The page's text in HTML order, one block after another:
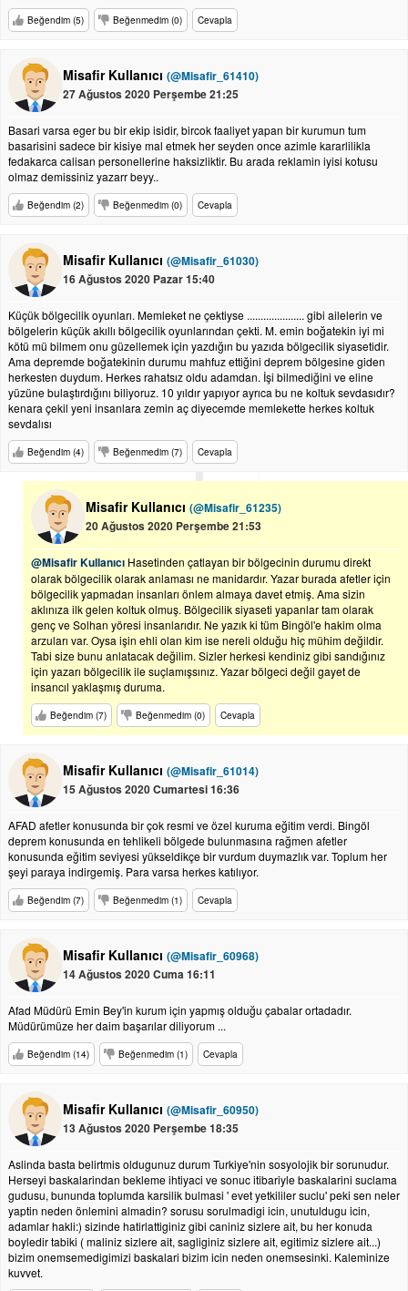
Beğendim (5) Beğenmedim (0) Cevapla
Misafir Kullanıcı (@Misafir_61410)
27 Ağustos 2020 Perşembe 21:25
Basari varsa eger bu bir ekip isidir, bircok faaliyet yapan bir kurumun tum
basarisini sadece bir kisiye mal etmek her seyden once azimle kararlilikla
fedakarca calisan personellerine haksizliktir. Bu arada reklamin iyisi kotusu
olmaz demissiniz yazarr beyy..
Beğendim (2) Beğenmedim (0) Cevapla
Misafir Kullanıcı (@Misafir_61030)
16 Ağustos 2020 Pazar 15:40
Küçük bölgecilik oyunları. Memleket ne çektiyse ..................... gibi ailelerin ve
bölgelerin küçük akıllı bölgecilik oyunlarından çekti. M. emin boğatekin iyi mi
kötü mü bilmem onu güzellemek için yazdığın bu yazıda bölgecilik siyasetidir.
Ama depremde boğatekinin durumu mahfuz ettiğini deprem bölgesine giden
herkesten duydum. Herkes rahatsız oldu adamdan. İşi bilmediğini ve eline
yüzüne bulaştırdığını biliyoruz. 10 yıldır yapıyor ayrıca bu ne koltuk sevdasıdır?
kenara çekil yeni insanlara zemin aç diyecemde memlekette herkes koltuk
sevdalısı
Beğendim (4) Beğenmedim (7) Cevapla
Misafir Kullanıcı (@Misafir_61235)
20 Ağustos 2020 Perşembe 21:53
@Misafir Kullanıcı Hasetinden çatlayan bir bölgecinin durumu direkt
olarak bölgecilik olarak anlaması ne manidardır. Yazar burada afetler için
bölgecilik yapmadan insanları önlem almaya davet etmiş. Ama sizin
aklınıza ilk gelen koltuk olmuş. Bölgecilik siyaseti yapanlar tam olarak
genç ve Solhan yöresi insanlarıdır. Ne yazık ki tüm Bingöl'e hakim olma
arzuları var. Oysa işin ehli olan kim ise nereli olduğu hiç mühim değildir.
Tabi size bunu anlatacak değilim. Sizler herkesi kendiniz gibi sandığınız
için yazarı bölgecilik ile suçlamışsınız. Yazar bölgeci değil gayet de
insancıl yaklaşmış duruma.
Beğendim (7) Beğenmedim (0) Cevapla
Misafir Kullanıcı (@Misafir_61014)
15 Ağustos 2020 Cumartesi 16:36
AFAD afetler konusunda bir çok resmi ve özel kuruma eğitim verdi. Bingöl
deprem konusunda en tehlikeli bölgede bulunmasına rağmen afetler
konusunda eğitim seviyesi yükseldikçe bir vurdum duymazlık var. Toplum her
şeyi paraya indirgemiş. Para varsa herkes katılıyor.
Beğendim (7) Beğenmedim (1) Cevapla
Misafir Kullanıcı (@Misafir_60968)
14 Ağustos 2020 Cuma 16:11
Afad Müdürü Emin Bey'in kurum için yapmış olduğu çabalar ortadadır.
Müdürümüze her daim başarılar diliyorum ...
Beğendim (14) Beğenmedim (1) Cevapla
Misafir Kullanıcı (@Misafir_60950)
13 Ağustos 2020 Perşembe 18:35
Aslinda basta belirtmis oldugunuz durum Turkiye'nin sosyolojik bir sorunudur.
Herseyi baskalarindan bekleme ihtiyaci ve sonuc itibariyle baskalarini suclama
gudusu, bununda toplumda karsilik bulmasi ' evet yetkililer suclu' peki sen neler
yaptin neden önlemini almadin? sorusu sorulmadigi icin, unutuldugu icin,
adamlar hakli:) sizinde hatirlattiginiz gibi caniniz sizlere ait, bu her konuda
boyledir tabiki ( maliniz sizlere ait, sagliginiz sizlere ait, egitimiz sizlere ait...)
bizim onemsemedigimizi baskalari bizim icin neden onemsesinki. Kaleminize
kuvvet.